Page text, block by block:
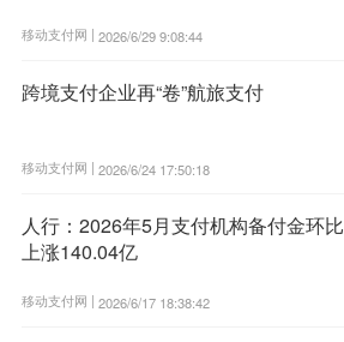
移动支付网 | 2026/6/29 9:08:44
跨境支付企业再“卷”航旅支付
移动支付网 | 2026/6/24 17:50:18
人行：2026年5月支付机构备付金环比
上涨140.04亿
移动支付网 | 2026/6/17 18:38:42